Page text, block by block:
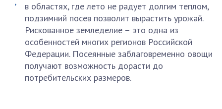
в областях, где лето не радует долгим теплом,
подзимний посев позволит вырастить урожай.
Рискованное земледелие – это одна из
особенностей многих регионов Российской
Федерации. Посеянные заблаговременно овощи
получают возможность дорасти до
потребительских размеров.